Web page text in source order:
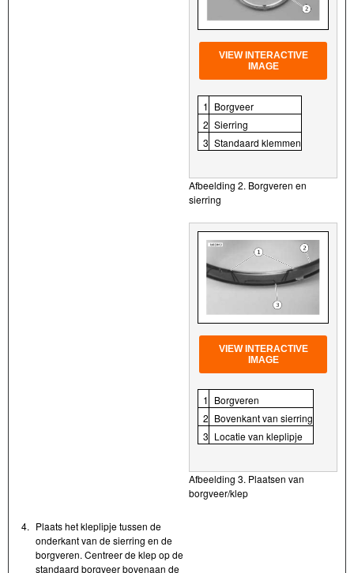
VIEW INTERACTIVE
IMAGE
1 Borgveer
2 Sierring
3 Standaard klemmen
Afbeelding 2. Borgveren en
sierring
VIEW INTERACTIVE
IMAGE
1 Borgveren
2 Bovenkant van sierring
3 Locatie van kleplipje
Afbeelding 3. Plaatsen van
borgveer/klep
4. Plaats het kleplipje tussen de
onderkant van de sierring en de
borgveren. Centreer de klep op de
standaard borgveer bovenaan de